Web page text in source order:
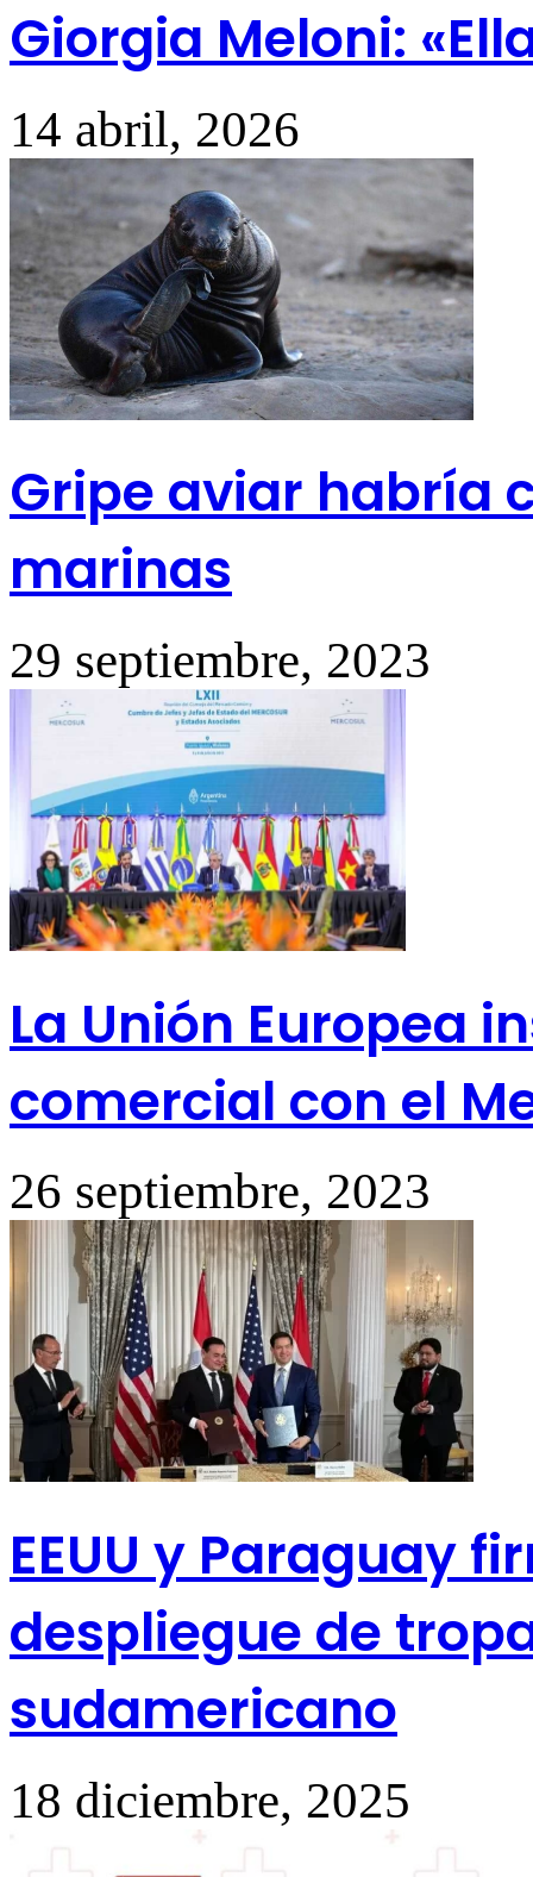
Giorgia Meloni:
14 abril, 2026
Gripe aviar habría
marinas
29 septiembre, 2023
La Unión Europea
comercial con el
26 septiembre, 2023
EEUU y Paraguay
despliegue de
sudamericano
18 diciembre, 2025